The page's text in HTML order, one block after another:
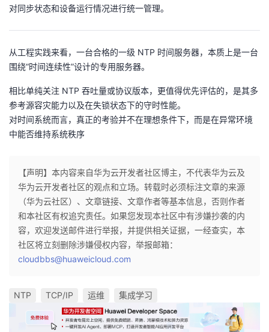
对同步状态和设备运行情况进行统一管理。
从工程实践来看，一台合格的一级 NTP 时间服务器，本质上是一台
围绕“时间连续性”设计的专用服务器。
相比单纯关注 NTP 吞吐量或协议版本，更值得优先评估的，是其多
参考源容灾能力以及在失锁状态下的守时性能。
对时间系统而言，真正的考验并不在理想条件下，而是在异常环境
中能否维持系统秩序
【声明】本内容来自华为云开发者社区博主，不代表华为云及
华为云开发者社区的观点和立场。转载时必须标注文章的来源
（华为云社区）、文章链接、文章作者等基本信息，否则作者
和本社区有权追究责任。如果您发现本社区中有涉嫌抄袭的内
容，欢迎发送邮件进行举报，并提供相关证据，一经查实，本
社区将立刻删除涉嫌侵权内容，举报邮箱：
cloudbbs@huaweicloud.com
NTP TCP/IP 运维 集成学习